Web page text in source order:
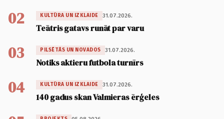
02 KULTŪRA UN IZKLAIDE 31.07.2026.
Teātris gatavs runāt par varu
03 PILSĒTĀS UN NOVADOS 31.07.2026.
Notiks aktieru futbola turnīrs
04 KULTŪRA UN IZKLAIDE 31.07.2026.
140 gadus skan Valmieras ērģeles